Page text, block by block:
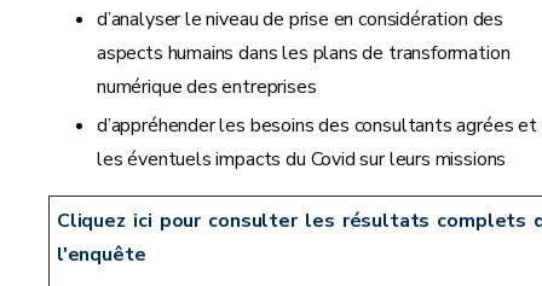
d’analyser le niveau de prise en considération des
aspects humains dans les plans de transformation
numérique des entreprises
d’appréhender les besoins des consultants agrées et
les éventuels impacts du Covid sur leurs missions
Cliquez ici pour consulter les résultats complets
l'enquête